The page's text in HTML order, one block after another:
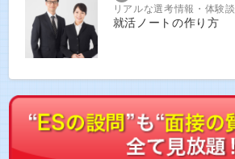
リアルな選考情報・体験談
就活ノートの作り方